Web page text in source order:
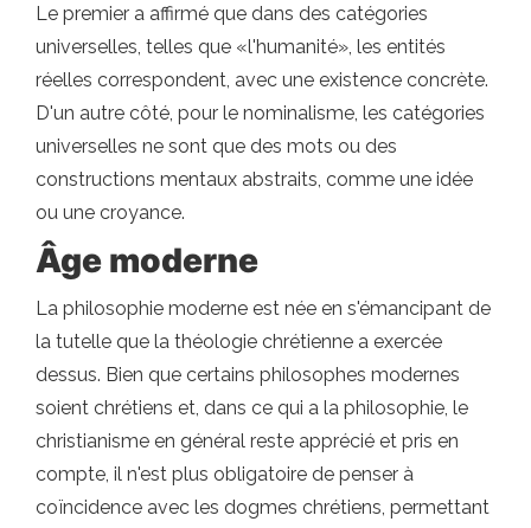
Le premier a affirmé que dans des catégories
universelles, telles que «l'humanité», les entités
réelles correspondent, avec une existence concrète.
D'un autre côté, pour le nominalisme, les catégories
universelles ne sont que des mots ou des
constructions mentaux abstraits, comme une idée
ou une croyance.
Âge moderne
La philosophie moderne est née en s'émancipant de
la tutelle que la théologie chrétienne a exercée
dessus. Bien que certains philosophes modernes
soient chrétiens et, dans ce qui a la philosophie, le
christianisme en général reste apprécié et pris en
compte, il n'est plus obligatoire de penser à
coïncidence avec les dogmes chrétiens, permettant